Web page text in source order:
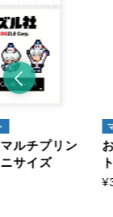
ルチプリン
サイズ
¥